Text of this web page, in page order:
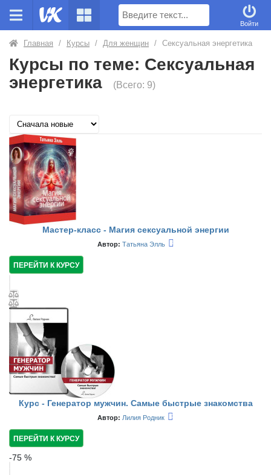
Поиск
Войти
Главная / Курсы / Для женщин / Сексуальная энергетика
Курсы по теме: Сексуальная
энергетика
(Всего: 9)
Мастер-класс - Магия сексуальной энергии
Автор: Татьяна Элль
ПЕРЕЙТИ К КУРСУ
Курс - Генератор мужчин. Самые быстрые знакомства
Автор: Лилия Родник
ПЕРЕЙТИ К КУРСУ
-75 %